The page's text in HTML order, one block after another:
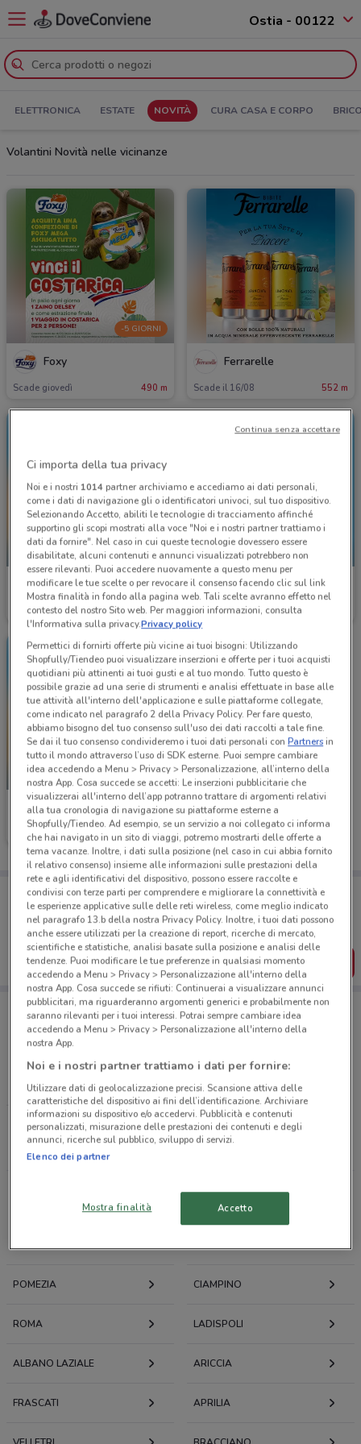
Ostia - 00122
ELETTRONICA ESTATE NOVITÀ CURA CASA E CORPO
Volantini Novità nelle vicinanze
-5 GIORNI
Foxy
Scade giovedì 490 m
Ferrarelle
Scade il 16/08 552 m
-1 GIORNO
McDonald's
Scade domani 718 m
-1 GIORNO
McDonald's
Scade domani
-1 GIORNO
McDonald's
Scade domani 718 m
Porta DoveConviene sempre con te!
Puoi trovare le migliori offerte dei negozi vicino a te,
salvarle e creare la tua lista del risparmio, comodamente
dal tuo cellulare.
SCARICA L’APP
Negozi di Novità a Ostia
LOACKER
Tutti i negozi
Volantini e offerte intorno a Ostia
POMEZIA CIAMPINO
ROMA LADISPOLI
ALBANO LAZIALE ARICCIA
FRASCATI APRILIA
Ci importa della tua privacy
Noi e i nostri 1014partner archiviamo e accediamo ai dati personali,
come i dati di navigazione gli o identificatori univoci, sul tuo dispositivo.
Selezionando Accetto, abiliti le tecnologie di tracciamento affinché
supportino gli scopi mostrati alla voce "Noi e i nostri partner trattiamo i
dati da fornire". Nel caso in cui queste tecnologie dovessero essere
disabilitate, alcuni contenuti e annunci visualizzati potrebbero non
essere rilevanti. Puoi accedere nuovamente a questo menu per
modificare le tue scelte o per revocare il consenso facendo clic sul link
Mostra finalità in fondo alla pagina web. Tali scelte avranno effetto nel
contesto del nostro Sito web. Per maggiori informazioni, consulta
l'Informativa sulla privacy.Privacy policy
Permettici di fornirti offerte più vicine ai tuoi bisogni: Utilizzando
Shopfully/Tiendeo puoi visualizzare inserzioni e offerte per i tuoi acquisti
quotidiani più attinenti ai tuoi gusti e al tuo mondo. Tutto questo è
possibile grazie ad una serie di strumenti e analisi effettuate in base alle
tue attività all'interno dell'applicazione e sulle piattaforme collegate,
come indicato nel paragrafo 2 della Privacy Policy. Per fare questo,
abbiamo bisogno del tuo consenso sull'uso dei dati raccolti a tale fine.
Se dai il tuo consenso condivideremo i tuoi dati personali conPartnersin
tutto il mondo attraverso l’uso di SDK esterne. Puoi sempre cambiare
idea accedendo a Menu > Privacy > Personalizzazione, all’interno della
nostra App. Cosa succede se accetti: Le inserzioni pubblicitarie che
visualizzerai all'interno dell’app potranno trattare di argomenti relativi
alla tua cronologia di navigazione su piattaforme esterne a
Shopfully/Tiendeo. Ad esempio, se un servizio a noi collegato ci informa
che hai navigato in un sito di viaggi, potremo mostrarti delle offerte a
tema vacanze. Inoltre, i dati sulla posizione (nel caso in cui abbia fornito
il relativo consenso) insieme alle informazioni sulle prestazioni della
rete e agli identificativi del dispositivo, possono essere raccolte e
condivisi con terze parti per comprendere e migliorare la connettività e
le esperienze applicative sulle delle reti wireless, come meglio indicato
nel paragrafo 13.b della nostra Privacy Policy. Inoltre, i tuoi dati possono
anche essere utilizzati per la creazione di report, ricerche di mercato,
scientifiche e statistiche, analisi basate sulla posizione e analisi delle
tendenze. Puoi modificare le tue preferenze in qualsiasi momento
accedendo a Menu > Privacy > Personalizzazione all'interno della
nostra App. Cosa succede se rifiuti: Continuerai a visualizzare annunci
pubblicitari, ma riguarderanno argomenti generici e probabilmente non
saranno rilevanti per i tuoi interessi. Potrai sempre cambiare idea
accedendo a Menu > Privacy > Personalizzazione all'interno della
nostra App.
Noi e i nostri partner trattiamo i dati per fornire:
Utilizzare dati di geolocalizzazione precisi. Scansione attiva delle
caratteristiche del dispositivo ai fini dell’identificazione. Archiviare
informazioni su dispositivo e/o accedervi. Pubblicità e contenuti
personalizzati, misurazione delle prestazioni dei contenuti e degli
annunci, ricerche sul pubblico, sviluppo di servizi.
Elenco dei partner
Mostra finalità Accetto
Continua senza accettare